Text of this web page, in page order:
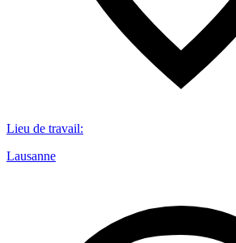
Lieu de travail:
Lausanne